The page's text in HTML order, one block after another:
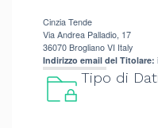
Cinzia Tende
Via Andrea Palladio, 17
36070 Brogliano VI Italy
Indirizzo email del Titolare:
Tipo di